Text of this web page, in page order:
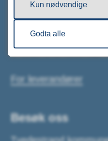
Bankkontonummer:
For leverandører
Besøk oss
Kun nødvendige
Godta alle